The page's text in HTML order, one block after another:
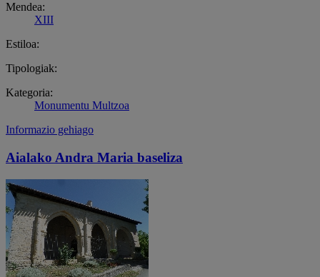
Mendea:
XIII
Estiloa:
Tipologiak:
Kategoria:
Monumentu Multzoa
Informazio gehiago
Aialako Andra Maria baseliza